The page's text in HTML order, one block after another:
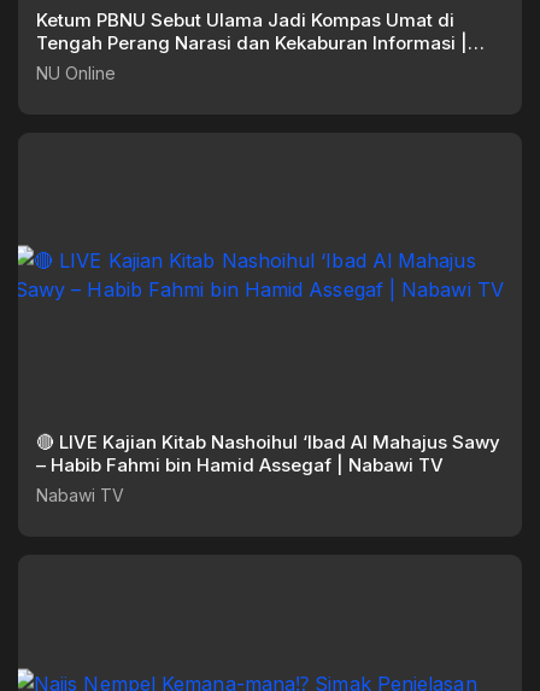
Ketum PBNU Sebut Ulama Jadi Kompas Umat di
Tengah Perang Narasi dan Kekaburan Informasi |
Gus Yahya
NU Online
🔴 LIVE Kajian Kitab Nashoihul ‘Ibad Al Mahajus Sawy
– Habib Fahmi bin Hamid Assegaf | Nabawi TV
Nabawi TV